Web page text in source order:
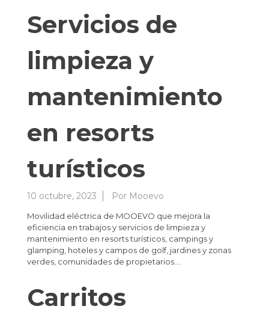
Servicios de
limpieza y
mantenimiento
en resorts
turísticos
10 octubre, 2023 Por Mooevo
Movilidad eléctrica de MOOEVO que mejora la
eficiencia en trabajos y servicios de limpieza y
mantenimiento en resorts turísticos, campings y
glamping, hoteles y campos de golf, jardines y zonas
verdes, comunidades de propietarios….
Carritos